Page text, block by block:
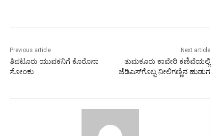
Previous article
ತಿಪಟೂರು ಯುವಕನಿಗೆ ಕೊರೊನಾ
ಸೋಂಕು
Next article
ತುಮಕೂರು ಕಾವೇರಿ ಕಣಿವೆಯಲ್ಲಿ
ಜೆಡಿಎಸ್‌ಗೊಬ್ಬ ನೀಲಿಗಣ್ಣಿನ ಹುಡುಗ